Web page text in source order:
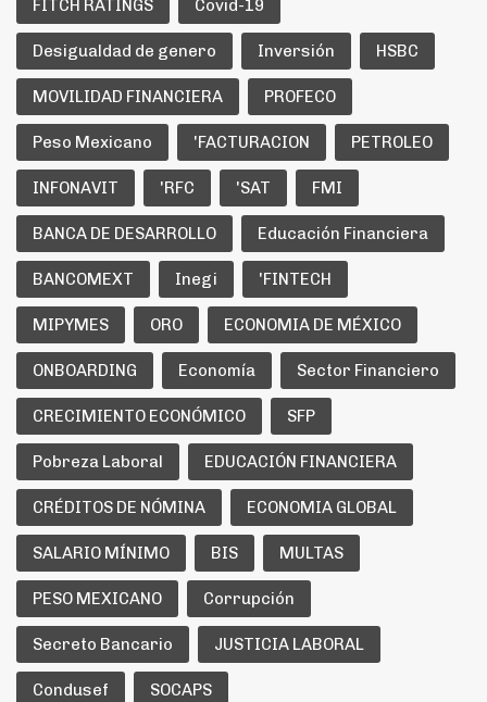
FITCH RATINGS Covid-19
Desigualdad de genero Inversión HSBC
MOVILIDAD FINANCIERA PROFECO
Peso Mexicano 'FACTURACION PETROLEO
INFONAVIT 'RFC 'SAT FMI
BANCA DE DESARROLLO Educación Financiera
BANCOMEXT Inegi 'FINTECH
MIPYMES ORO ECONOMIA DE MÉXICO
ONBOARDING Economía Sector Financiero
CRECIMIENTO ECONÓMICO SFP
Pobreza Laboral EDUCACIÓN FINANCIERA
CRÉDITOS DE NÓMINA ECONOMIA GLOBAL
SALARIO MÍNIMO BIS MULTAS
PESO MEXICANO Corrupción
Secreto Bancario JUSTICIA LABORAL
Condusef SOCAPS